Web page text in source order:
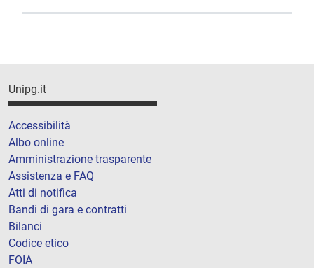
Unipg.it
Accessibilità
Albo online
Amministrazione trasparente
Assistenza e FAQ
Atti di notifica
Bandi di gara e contratti
Bilanci
Codice etico
FOIA